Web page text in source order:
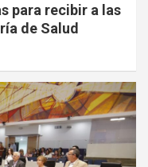
para recibir a las
de Salud